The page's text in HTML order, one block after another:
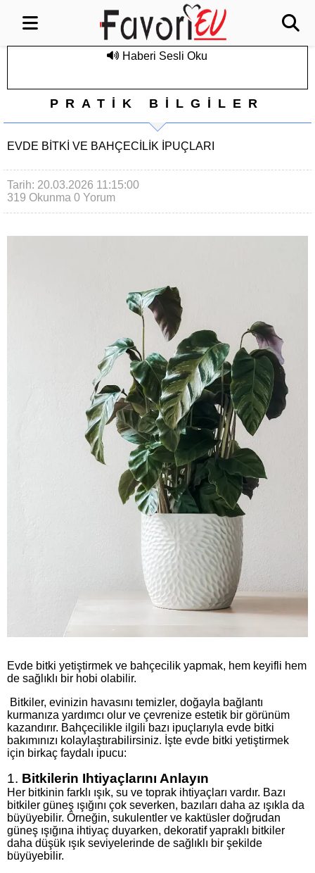
Haberi Sesli Oku
PRATİK BİLGİLER
EVDE BITKI VE BAHÇECILIK İPUÇLARI
Tarih: 20.03.2026 11:15:00
319 Okunma 0 Yorum
Evde bitki yetiştirmek ve bahçecilik yapmak, hem keyifli hem
de sağlıklı bir hobi olabilir.
Bitkiler, evinizin havasını temizler, doğayla bağlantı
kurmanıza yardımcı olur ve çevrenize estetik bir görünüm
kazandırır. Bahçecilikle ilgili bazı ipuçlarıyla evde bitki
bakımınızı kolaylaştırabilirsiniz. İşte evde bitki yetiştirmek
için birkaç faydalı ipucu:
1. Bitkilerin Ihtiyaçlarını Anlayın
Her bitkinin farklı ışık, su ve toprak ihtiyaçları vardır. Bazı
bitkiler güneş ışığını çok severken, bazıları daha az ışıkla da
büyüyebilir. Örneğin, sukulentler ve kaktüsler doğrudan
güneş ışığına ihtiyaç duyarken, dekoratif yapraklı bitkiler
daha düşük ışık seviyelerinde de sağlıklı bir şekilde
büyüyebilir.